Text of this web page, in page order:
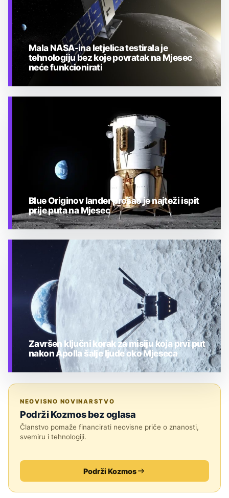
Mala NASA-ina letjelica testirala je
tehnologiju bez koje povratak na Mjesec
neće funkcionirati
TEHNOLOGIJA
Blue Originov lander prošao je najteži ispit
prije puta na Mjesec
Završen ključni korak za misiju koja prvi put
nakon Apolla šalje ljude oko Mjeseca
NEOVISNO NOVINARSTVO
Podrži Kozmos bez oglasa
Članstvo pomaže financirati neovisne priče o znanosti,
svemiru i tehnologiji.
Podrži Kozmos